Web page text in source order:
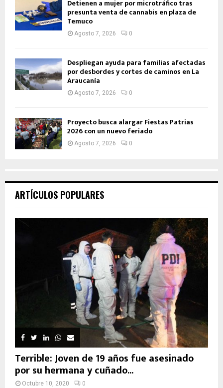
Detienen a mujer por microtráfico tras
presunta venta de cannabis en plaza de
Temuco
Agosto 7, 2026 0
Despliegan ayuda para familias afectadas
por desbordes y cortes de caminos en La
Araucanía
Agosto 7, 2026 0
Proyecto busca alargar Fiestas Patrias
2026 con un nuevo feriado
Agosto 7, 2026 0
ARTÍCULOS POPULARES
Terrible: Joven de 19 años fue asesinado
por su hermana y cuñado...
Octubre 10, 2020 0